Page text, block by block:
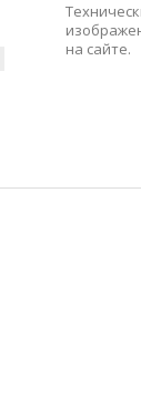
на сайте.